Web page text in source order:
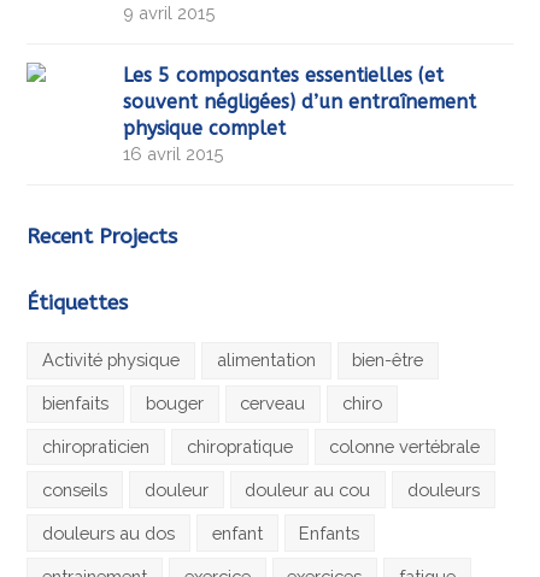
9 avril 2015
Les 5 composantes essentielles (et
souvent négligées) d’un entraînement
physique complet
16 avril 2015
Recent Projects
Étiquettes
Activité physique alimentation bien-être
bienfaits bouger cerveau chiro
chiropraticien chiropratique colonne vertébrale
conseils douleur douleur au cou douleurs
douleurs au dos enfant Enfants